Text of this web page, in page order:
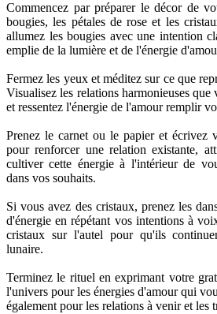
Commencez par préparer le décor de
bougies, les pétales de rose et les
allumez les bougies avec une intention
emplie de la lumière et de l'énergie
Fermez les yeux et méditez sur ce que
Visualisez les relations harmonieuses que
et ressentez l'énergie de l'amour remplir
Prenez le carnet ou le papier et écrivez
pour renforcer une relation existante,
cultiver cette énergie à l'intérieur de
dans vos souhaits.
Si vous avez des cristaux, prenez les
d'énergie en répétant vos intentions à
cristaux sur l'autel pour qu'ils
lunaire.
Terminez le rituel en exprimant votre
l'univers pour les énergies d'amour qui
également pour les relations à venir et les